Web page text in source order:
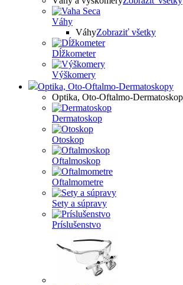
Váhy
VáhyZobraziť všetky
Dĺžkometer
Výškomery
Optika, Oto-Oftalmo-Dermatoskopy
Optika, Oto-Oftalmo-
Dermatoskop
Otoskop
Oftalmoskop
Oftalmometre
Sety a súpravy
Príslušenstvo